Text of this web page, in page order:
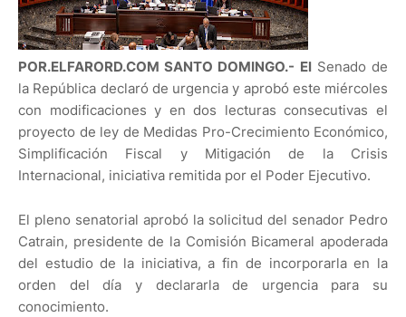
POR.ELFARORD.COM SANTO DOMINGO.- ElSenado de
la República declaró de urgencia y aprobó este miércoles
con modificaciones y en dos lecturas consecutivas el
proyecto de ley de Medidas Pro-Crecimiento Económico,
Simplificación Fiscal y Mitigación de la Crisis
Internacional, iniciativa remitida por el Poder Ejecutivo.
El pleno senatorial aprobó la solicitud del senador Pedro
Catrain, presidente de la Comisión Bicameral apoderada
del estudio de la iniciativa, a fin de incorporarla en la
orden del día y declararla de urgencia para su
conocimiento.